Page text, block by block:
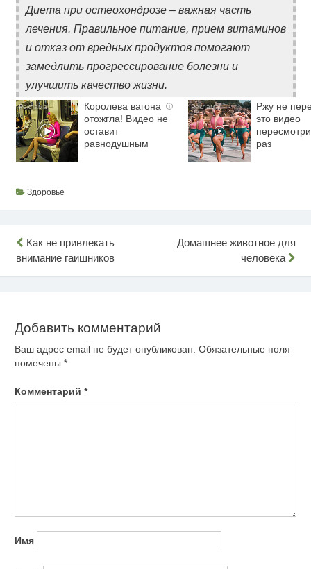
Диета при остеохондрозе – важная часть
лечения. Правильное питание, прием витаминов
и отказ от вредных продуктов помогают
замедлить прогрессирование болезни и
улучшить качество жизни.
i
Королева вагона
отожгла! Видео не
оставит
равнодушным
Ржу не
это видео
раз
Здоровье
Навигация
по
Как не привлекать
внимание гаишников
Домашнее животное для
человека
Добавить комментарий
Ваш адрес email не будет опубликован. Обязательные поля
помечены *
Комментарий *
Имя